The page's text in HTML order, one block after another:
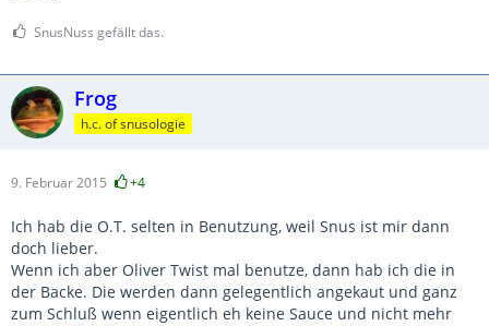
SnusNuss gefällt das.
Frog
h.c. of snusologie
9. Februar 2015 +4
Ich hab die O.T. selten in Benutzung, weil Snus ist mir dann
doch lieber.
Wenn ich aber Oliver Twist mal benutze, dann hab ich die in
der Backe. Die werden dann gelegentlich angekaut und ganz
zum Schluß wenn eigentlich eh keine Sauce und nicht mehr